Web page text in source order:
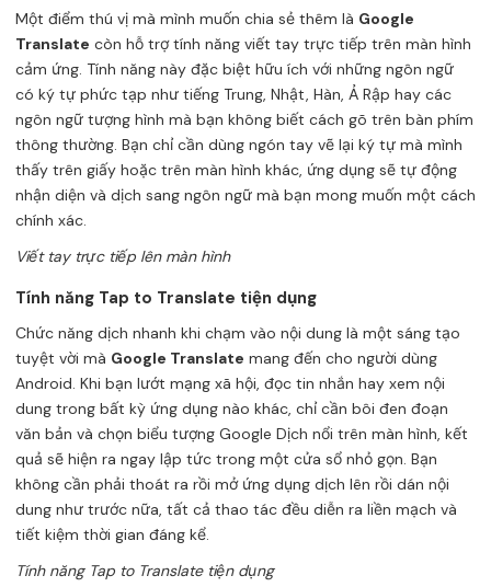
Một điểm thú vị mà mình muốn chia sẻ thêm là Google
Translate còn hỗ trợ tính năng viết tay trực tiếp trên màn hình
cảm ứng. Tính năng này đặc biệt hữu ích với những ngôn ngữ
có ký tự phức tạp như tiếng Trung, Nhật, Hàn, Ả Rập hay các
ngôn ngữ tượng hình mà bạn không biết cách gõ trên bàn phím
thông thường. Bạn chỉ cần dùng ngón tay vẽ lại ký tự mà mình
thấy trên giấy hoặc trên màn hình khác, ứng dụng sẽ tự động
nhận diện và dịch sang ngôn ngữ mà bạn mong muốn một cách
chính xác.
Viết tay trực tiếp lên màn hình
Tính năng Tap to Translate tiện dụng
Chức năng dịch nhanh khi chạm vào nội dung là một sáng tạo
tuyệt vời mà Google Translate mang đến cho người dùng
Android. Khi bạn lướt mạng xã hội, đọc tin nhắn hay xem nội
dung trong bất kỳ ứng dụng nào khác, chỉ cần bôi đen đoạn
văn bản và chọn biểu tượng Google Dịch nổi trên màn hình, kết
quả sẽ hiện ra ngay lập tức trong một cửa sổ nhỏ gọn. Bạn
không cần phải thoát ra rồi mở ứng dụng dịch lên rồi dán nội
dung như trước nữa, tất cả thao tác đều diễn ra liền mạch và
tiết kiệm thời gian đáng kể.
Tính năng Tap to Translate tiện dụng